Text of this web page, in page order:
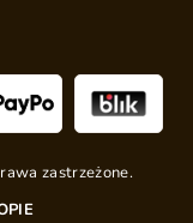
zastrzeżone.